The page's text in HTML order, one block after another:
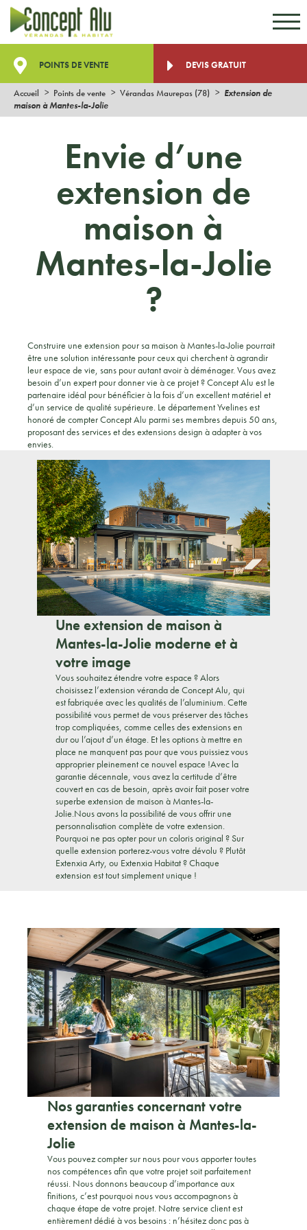
POINTS DE VENTE DEVIS GRATUIT
Accueil Points de vente Vérandas Maurepas (78)
Extension de
maison à Mantes-la-Jolie
Envie d’une
extension de
maison à
Mantes-la-Jolie
?
Construire une extension pour sa maison à Mantes-la-Jolie pourrait
être une solution intéressante pour ceux qui cherchent à agrandir
leur espace de vie, sans pour autant avoir à déménager. Vous avez
besoin d’un expert pour donner vie à ce projet ? Concept Alu est le
partenaire idéal pour bénéficier à la fois d’un excellent matériel et
d’un service de qualité supérieure. Le département Yvelines est
honoré de compter Concept Alu parmi ses membres depuis 50 ans,
proposant des services et des extensions design à adapter à vos
envies.
Une extension de maison à
Mantes-la-Jolie moderne et à
votre image
Vous souhaitez étendre votre espace ? Alors
choisissez l’extension véranda de Concept Alu, qui
est fabriquée avec les qualités de l’aluminium. Cette
possibilité vous permet de vous préserver des tâches
trop compliquées, comme celles des extensions en
dur ou l’ajout d’un étage. Et les options à mettre en
place ne manquent pas pour que vous puissiez vous
approprier pleinement ce nouvel espace !Avec la
garantie décennale, vous avez la certitude d’être
couvert en cas de besoin, après avoir fait poser votre
superbe extension de maison à Mantes-la-
Jolie.Nous avons la possibilité de vous offrir une
personnalisation complète de votre extension.
Pourquoi ne pas opter pour un coloris original ? Sur
quelle extension porterez-vous votre dévolu ? Plutôt
Extenxia Arty, ou Extenxia Habitat ? Chaque
extension est tout simplement unique !
Nos garanties concernant votre
extension de maison à Mantes-la-
Jolie
Vous pouvez compter sur nous pour vous apporter toutes
nos compétences afin que votre projet soit parfaitement
réussi. Nous donnons beaucoup d’importance aux
finitions, c’est pourquoi nous vous accompagnons à
chaque étape de votre projet. Notre service client est
entièrement dédié à vos besoins : n’hésitez donc pas à